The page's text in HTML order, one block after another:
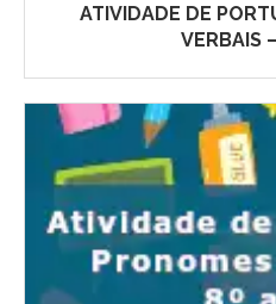
ATIVIDADE DE
VERBAIS